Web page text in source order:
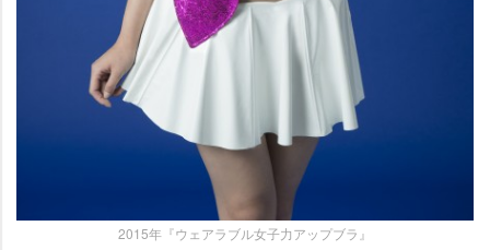
2015年『ウェアラブル女子力アップブラ』